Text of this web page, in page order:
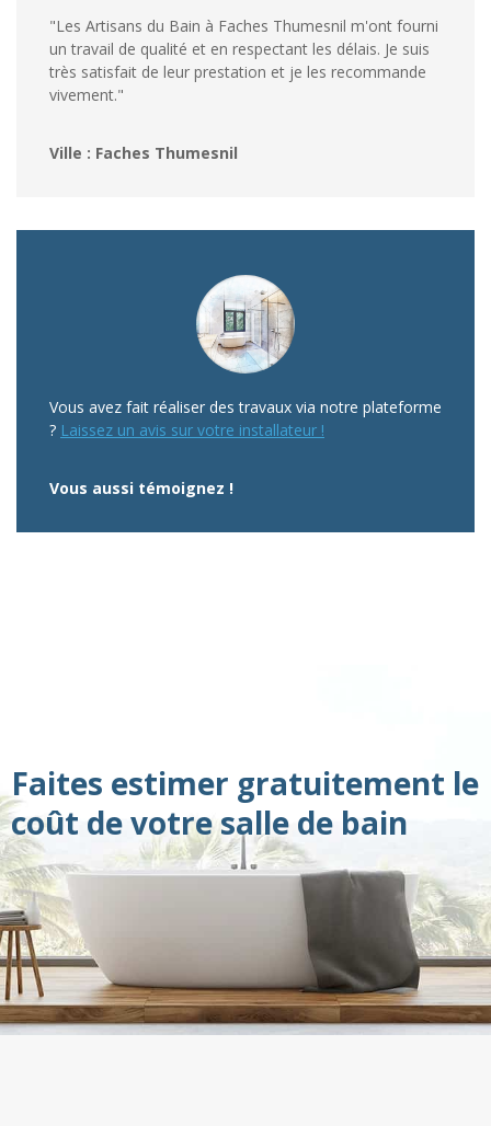
"Les Artisans du Bain à Faches Thumesnil m'ont fourni
un travail de qualité et en respectant les délais. Je suis
très satisfait de leur prestation et je les recommande
vivement."
Ville : Faches Thumesnil
Vous avez fait réaliser des travaux via notre plateforme
? Laissez un avis sur votre installateur !
Vous aussi témoignez !
Faites estimer gratuitement le
coût de votre salle de bain